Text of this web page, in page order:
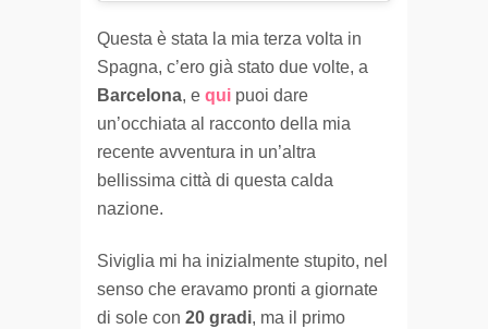
Questa è stata la mia terza volta in
Spagna, c’ero già stato due volte, a
Barcelona, e qui puoi dare
un’occhiata al racconto della mia
recente avventura in un’altra
bellissima città di questa calda
nazione.
Siviglia mi ha inizialmente stupito, nel
senso che eravamo pronti a giornate
di sole con 20 gradi, ma il primo